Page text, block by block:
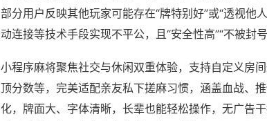
部分用户反映其他玩家可能存在“牌特别好”或“透视他
动连接等技术手段实现不平公，且“安全性高”“不被封号
小程序麻将聚焦社交与休闲双重体验，支持自定义房
顶分数等，完美适配亲友私下搓麻习惯，涵盖血战、
化，牌面大、字体清晰，长辈也能轻松操作，无广告